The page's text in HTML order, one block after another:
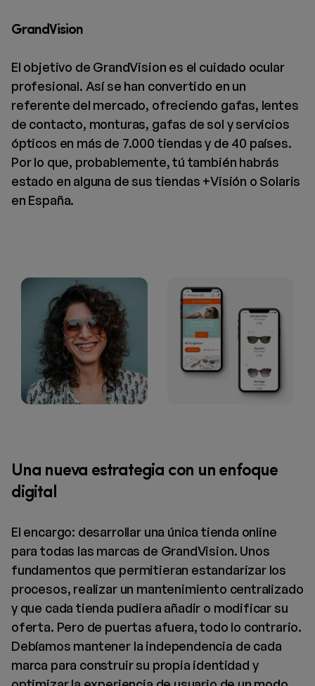
GrandVision
El objetivo de GrandVision es el cuidado ocular
profesional. Así se han convertido en un
referente del mercado, ofreciendo gafas, lentes
de contacto, monturas, gafas de sol y servicios
ópticos en más de 7.000 tiendas y de 40 países.
Por lo que, probablemente, tú también habrás
estado en alguna de sus tiendas +Visión o Solaris
en España.
Una nueva estrategia con un enfoque
digital
El encargo: desarrollar una única tienda online
para todas las marcas de GrandVision. Unos
fundamentos que permitieran estandarizar los
procesos, realizar un mantenimiento centralizado
y que cada tienda pudiera añadir o modificar su
oferta. Pero de puertas afuera, todo lo contrario.
Debíamos mantener la independencia de cada
marca para construir su propia identidad y